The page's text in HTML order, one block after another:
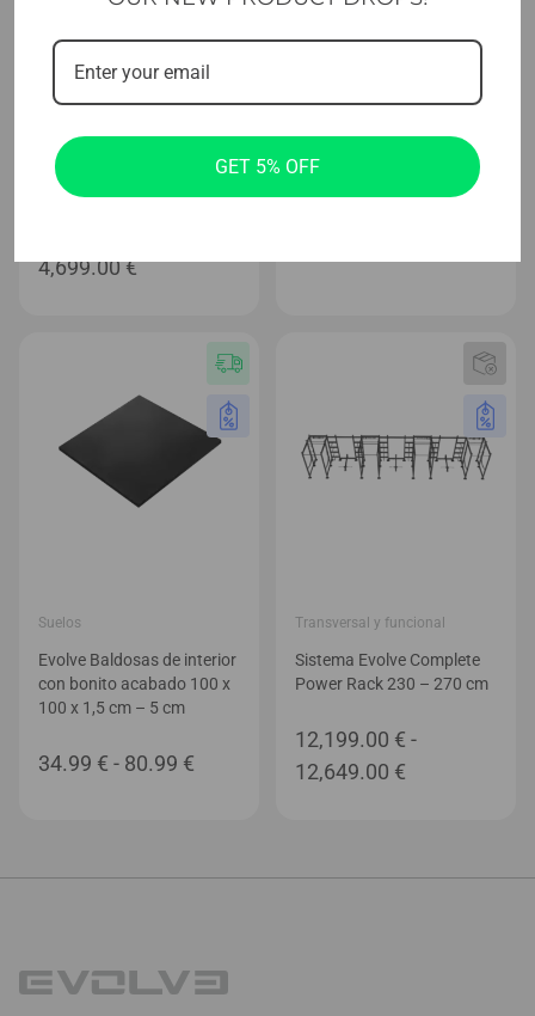
Prime Series™ cardio
Cinta de correr Evolve
Prime Series con consola
Full HD de 21,5 pulgadas
4,699.00€
Página de inicio
Cinta de correr Evolve con
consola LED (350-LED)
Suelos
Evolve Baldosas de interior
con bonito acabado 100 x
100 x 1,5 cm – 5 cm
34.99 € - 80.99 €
Transversal y funcional
Sistema Evolve Complete
Power Rack 230 – 270 cm
12,199.00 € -
12,649.00 €
GET 5% OFF